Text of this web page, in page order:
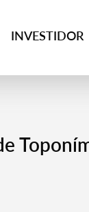
INVESTIDOR